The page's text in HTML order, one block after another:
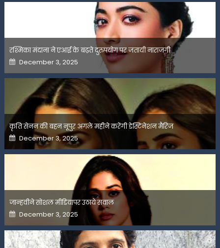
रश्मिका मंदाना ने एआई के बढ़ते दुरुपयोग पर जतायी नाराजगी
Posted
on
December 3, 2025
कृति सेनन की बहन नूपुर अगले महीने करेंगी डेस्टिनेशन मैरिज
Posted
on
December 3, 2025
जान्हवीने सोशल मीडियापर उठाये सवाल
Posted
on
December 3, 2025